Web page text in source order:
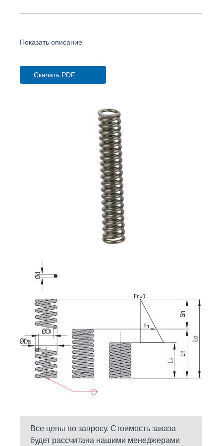
Показать описание
Скачать PDF
Все цены по запросу. Стоимость заказа
будет рассчитана нашими менеджерами